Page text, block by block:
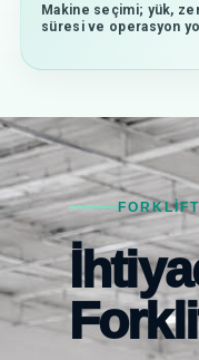
Makine seçimi; yük,
süresi ve operasyon